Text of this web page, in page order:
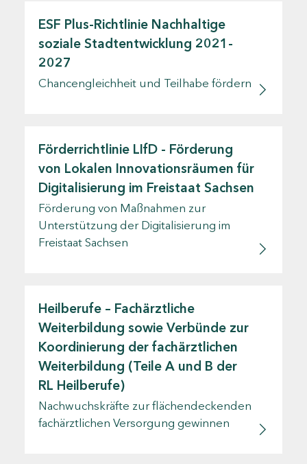
ESF Plus-Richtlinie Nachhaltige
soziale Stadtentwicklung 2021-
2027
Chancengleichheit und Teilhabe fördern
Förderrichtlinie LIfD - Förderung
von Lokalen Innovationsräumen für
Digitalisierung im Freistaat Sachsen
Förderung von Maßnahmen zur
Unterstützung der Digitalisierung im
Freistaat Sachsen
Heilberufe – Fachärztliche
Weiterbildung sowie Verbünde zur
Koordinierung der fachärztlichen
Weiterbildung (Teile A und B der
RL Heilberufe)
Nachwuchskräfte zur flächendeckenden
fachärztlichen Versorgung gewinnen